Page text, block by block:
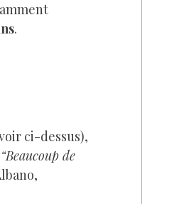
.
ci-dessus),
“Beaucoup de